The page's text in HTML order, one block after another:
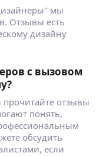
мы
Отзывы есть
дизайну
с вызовом
отзывы
понять,
обсудить
если